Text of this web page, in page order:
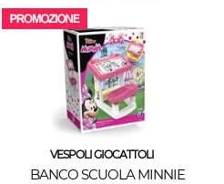
VESPOLI GIOCATTOLI
BANCO SCUOLA MINNIE